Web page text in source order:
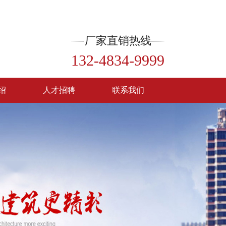
厂家直销热线
132-4834-9999
人才招聘 联系我们